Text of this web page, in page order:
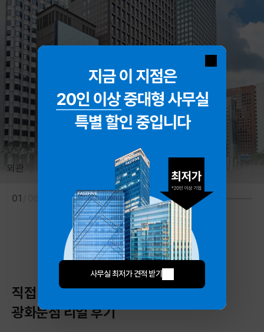
사무실 최저가 견적 받기
외관
01
직접 써본 멤버가 이야기하는
광화문점 리얼 후기